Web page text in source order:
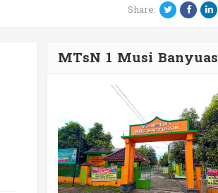
Share:
Twitter
MTsN 1 Musi